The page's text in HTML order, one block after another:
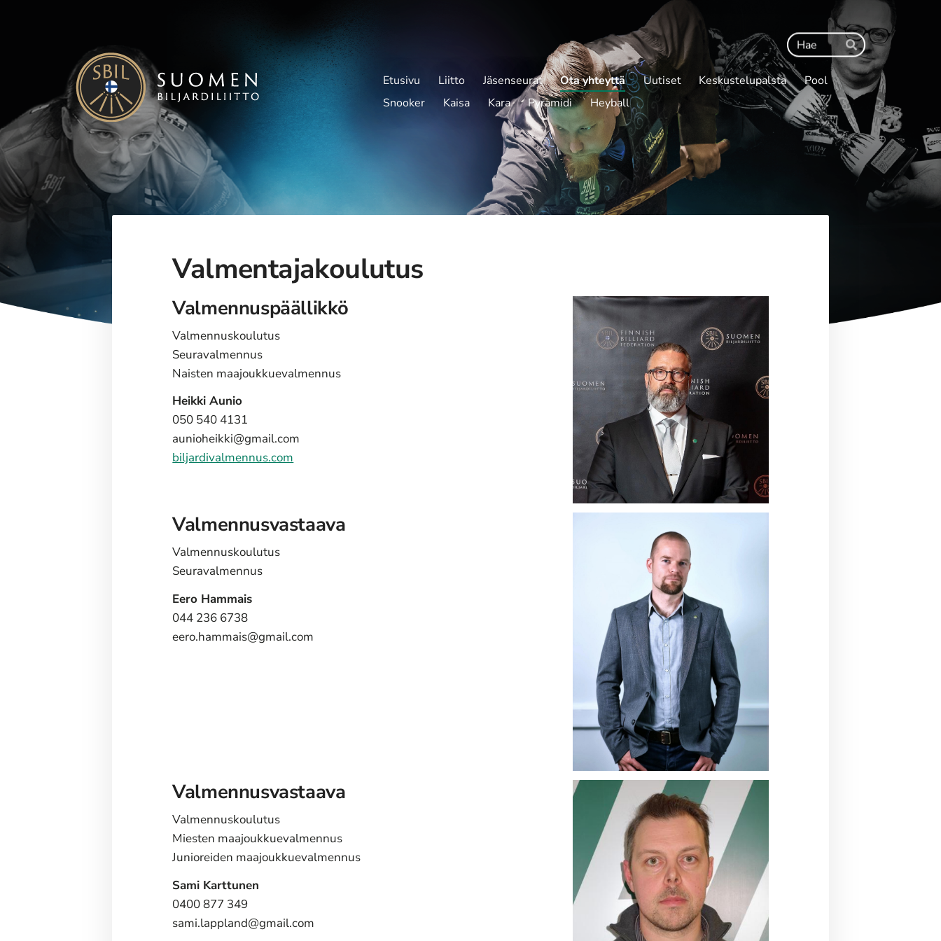
Haku
Hae
Suomen Biljardiliitto ry
Etusivu Liitto Jäsenseurat Ota yhteyttä Uutiset Keskustelupalsta
Pool
Snooker
Kaisa Kara Pyramidi Heyball
Valmentajakoulutus
Valmennuspäällikkö
Valmennuskoulutus
Seuravalmennus
Naisten maajoukkuevalmennus
Heikki Aunio
050 540 4131
aunioheikki@gmail.com
biljardivalmennus.com
Valmennusvastaava
Valmennuskoulutus
Seuravalmennus
Eero Hammais
044 236 6738
eero.hammais@gmail.com
Valmennusvastaava
Valmennuskoulutus
Miesten maajoukkuevalmennus
Junioreiden maajoukkuevalmennus
Sami Karttunen
0400 877 349
sami.lappland@gmail.com